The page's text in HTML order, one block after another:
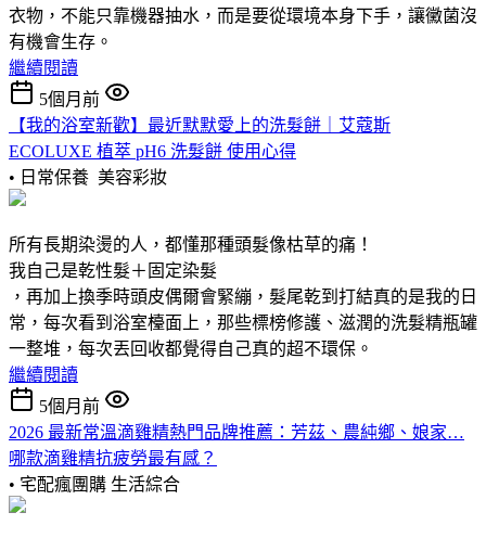
衣物，不能只靠機器抽水，而是要從環境本身下手，讓黴菌沒
有機會生存。
繼續閱讀
5個月前
【我的浴室新歡】最近默默愛上的洗髮餅｜艾蔻斯
ECOLUXE 植萃 pH6 洗髮餅 使用心得
• 日常保養 美容彩妝
所有長期染燙的人，都懂那種頭髮像枯草的痛！
我自己是乾性髮＋固定染髮
，再加上換季時頭皮偶爾會緊繃，髮尾乾到打結真的是我的日
常，每次看到浴室檯面上，那些標榜修護、滋潤的洗髮精瓶罐
一整堆，每次丟回收都覺得自己真的超不環保。
繼續閱讀
5個月前
2026 最新常溫滴雞精熱門品牌推薦：芳茲、農純鄉、娘家…
哪款滴雞精抗疲勞最有感？
• 宅配瘋團購 生活綜合